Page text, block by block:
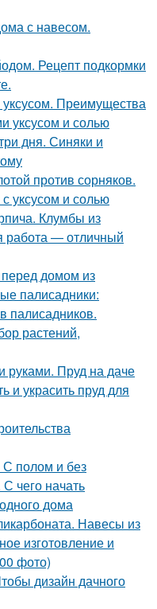
с навесом.
Рецепт подкормки
Преимущества
уксусом и солью
дня. Синяки и
против сорняков.
уксусом и солью
Клумбы из
работа — отличный
домом из
палисадники:
палисадников.
растений,
руками. Пруд на даче
и украсить пруд для
С полом и без
чего начать
дома
Навесы из
изготовление и
фото)
дизайн дачного